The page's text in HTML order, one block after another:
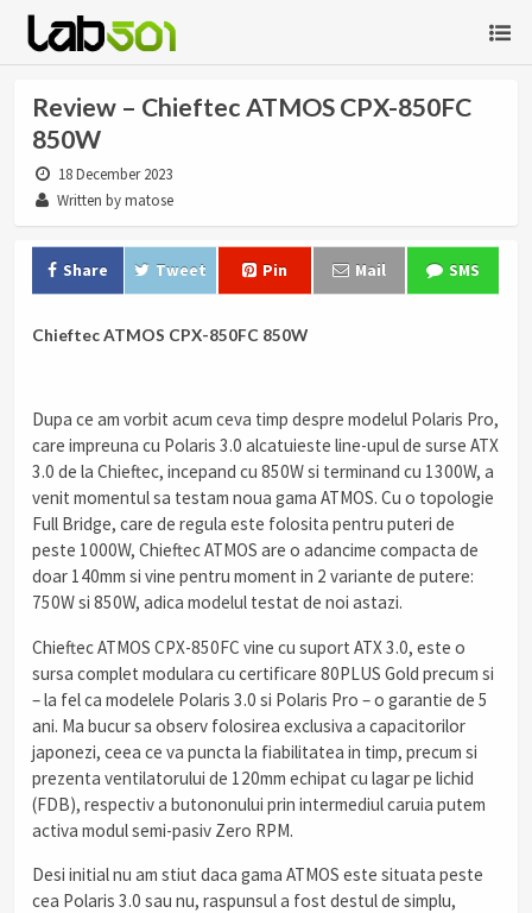
Review – Chieftec ATMOS CPX-850FC
850W
18 December 2023
Written by matose
Share Tweet Pin Mail SMS
Chieftec ATMOS CPX-850FC 850W
Dupa ce am vorbit acum ceva timp despre modelul Polaris Pro,
care impreuna cu Polaris 3.0 alcatuieste line-upul de surse ATX
3.0 de la Chieftec, incepand cu 850W si terminand cu 1300W, a
venit momentul sa testam noua gama ATMOS. Cu o topologie
Full Bridge, care de regula este folosita pentru puteri de
peste 1000W, Chieftec ATMOS are o adancime compacta de
doar 140mm si vine pentru moment in 2 variante de putere:
750W si 850W, adica modelul testat de noi astazi.
Chieftec ATMOS CPX-850FC vine cu suport ATX 3.0, este o
sursa complet modulara cu certificare 80PLUS Gold precum si
– la fel ca modelele Polaris 3.0 si Polaris Pro – o garantie de 5
ani. Ma bucur sa observ folosirea exclusiva a capacitorilor
japonezi, ceea ce va puncta la fiabilitatea in timp, precum si
prezenta ventilatorului de 120mm echipat cu lagar pe lichid
(FDB), respectiv a butononului prin intermediul caruia putem
activa modul semi-pasiv Zero RPM.
Desi initial nu am stiut daca gama ATMOS este situata peste
cea Polaris 3.0 sau nu, raspunsul a fost destul de simplu,